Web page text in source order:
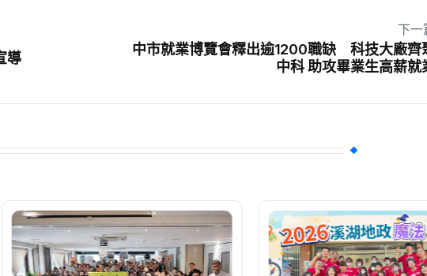
導
下一
中市就業博覽會釋出逾1200職缺 科技大廠齊
中科 助攻畢業生高薪就